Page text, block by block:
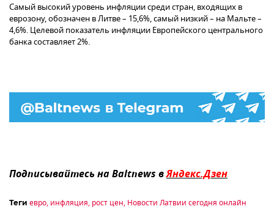
Самый высокий уровень инфляции среди стран, входящих в
еврозону, обозначен в Литве – 15,6%, самый низкий – на Мальте –
4,6%. Целевой показатель инфляции Европейского центрального
банка составляет 2%.
Подписывайтесь на Baltnews вЯндекс.Дзен
Теги евро, инфляция, рост цен, Новости Латвии сегодня онлайн